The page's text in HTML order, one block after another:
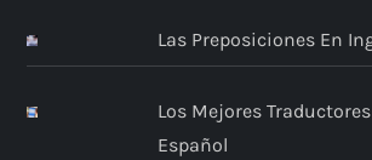
Las Preposiciones En
Los Mejores
Español